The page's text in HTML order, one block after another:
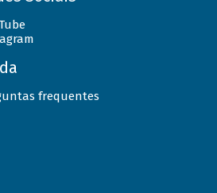
frequentes